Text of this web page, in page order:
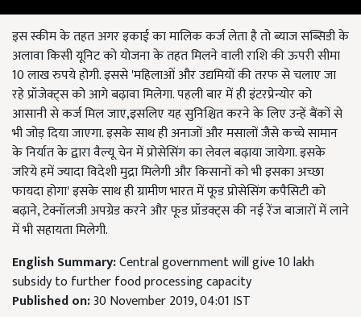
इस स्कीम के तहत अगर इकाई का मालिक कर्ज लेता है तो ब्याज सब्सिडी के
अलावा किसी यूनिट को योजना के तहत मिलने वाली राशि की ऊपरी सीमा
10 लाख रुपये होगी. इससे 'महिलाओं और उद्यमियों की तरफ से चलाए जा
रहे प्रॉजेक्ट्स को आगे बढ़ावा मिलेगा. पहली बार में ही इंटरप्रेन्योर को
आसानी से कर्ज मिल जाए,इसलिए यह सुनिश्चित करने के लिए उन्हें बैंकों से
भी जोड़ दिया जाएगा. इसके साथ ही अनाजों और मसालों जैसे कच्चे सामान
के निर्यात के द्वारा वैल्यू चेन में प्रोसेसिंग का लेवल बढ़ाया जायेगा. इसके
जरिये हमें ज्यादा विदेशी मुद्रा मिलेगी और किसानों को भी इसका अच्छा
फायदा होगा' इसके साथ ही ग्रामीण भारत में फूड प्रोसेसिंग कपैसिटी को
बढ़ाने, टेक्नॉलजी अपग्रेड करने और फूड प्रॉडक्ट्स की नई रेंज बाजारों में लाने
में भी सहायता मिलेगी.
English Summary:Central government will give 10 lakh
subsidy to further food processing capacity
Published on:30 November 2019, 04:01 IST